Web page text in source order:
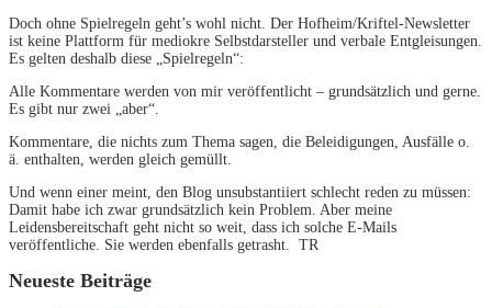
Doch ohne Spielregeln geht’s wohl nicht. Der Hofheim/Kriftel-Newsletter
ist keine Plattform für mediokre Selbstdarsteller und verbale Entgleisungen.
Es gelten deshalb diese „Spielregeln“:
Alle Kommentare werden von mir veröffentlicht – grundsätzlich und gerne.
Es gibt nur zwei „aber“.
Kommentare, die nichts zum Thema sagen, die Beleidigungen, Ausfälle o.
ä. enthalten, werden gleich gemüllt.
Und wenn einer meint, den Blog unsubstantiiert schlecht reden zu müssen:
Damit habe ich zwar grundsätzlich kein Problem. Aber meine
Leidensbereitschaft geht nicht so weit, dass ich solche E-Mails
veröffentliche. Sie werden ebenfalls getrasht. TR
Neueste Beiträge